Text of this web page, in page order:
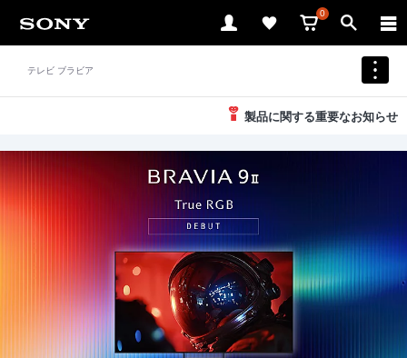
0
テレビ ブラビア
製品に関する重要なお知らせ